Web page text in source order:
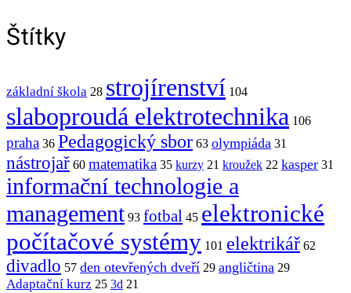
Štítky
základní škola 28 strojírenství 104
slaboproudá elektrotechnika 106
praha 36 Pedagogický sbor 63 olympiáda 31
nástrojař 60 matematika 35 kurzy 21 kroužek 22 kasper 31
informační technologie a
management 93 fotbal 45 elektronické
počítačové systémy 101 elektrikář 62
divadlo 57 den otevřených dveří 29 angličtina 29
Adaptační kurz 25 3d 21